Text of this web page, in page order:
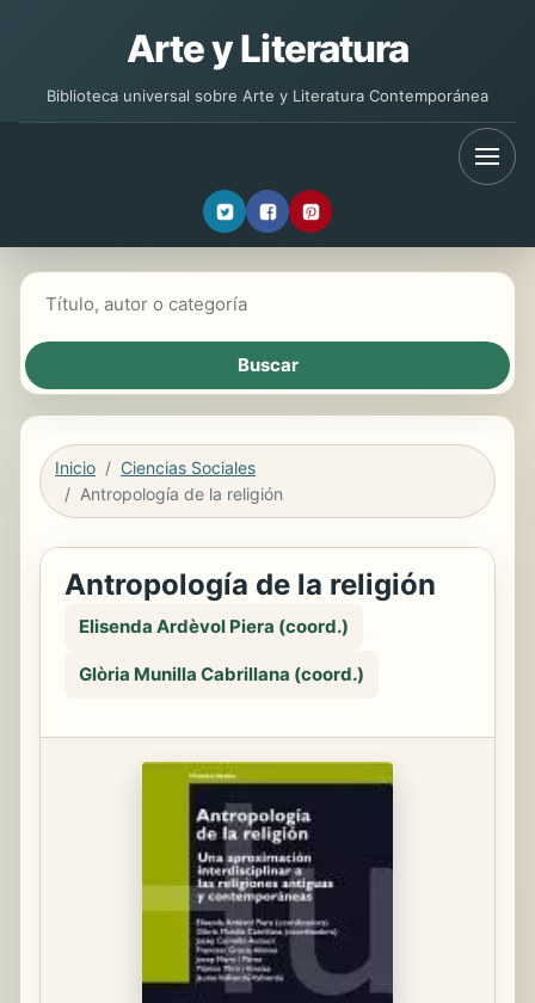
Arte y Literatura
Biblioteca universal sobre Arte y Literatura Contemporánea
Inicio
Ciencias Sociales
Antropología de la religión
Antropología de la religión
Elisenda Ardèvol Piera (coord.)
Glòria Munilla Cabrillana (coord.)